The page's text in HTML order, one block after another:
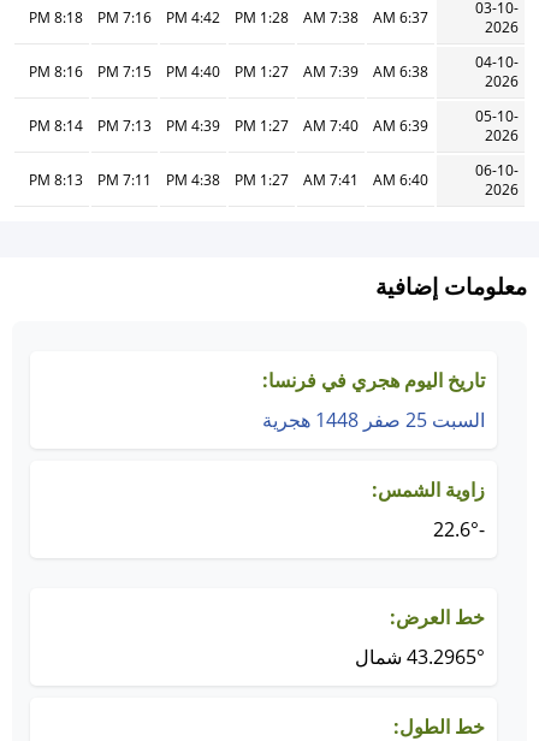
03-10-
2026
6:37 AM
7:38 AM
1:28 PM
4:42 PM
7:16 PM
8:18 PM
04-10-
2026
6:38 AM
7:39 AM
1:27 PM
4:40 PM
7:15 PM
8:16 PM
05-10-
2026
6:39 AM
7:40 AM
1:27 PM
4:39 PM
7:13 PM
8:14 PM
06-10-
2026
6:40 AM
7:41 AM
1:27 PM
4:38 PM
7:11 PM
8:13 PM
معلومات إضافية
تاريخ اليوم هجري في فرنسا:
السبت 25 صفر 1448 هجرية
زاوية الشمس:
-22.6°
خط العرض:
43.2965° شمال
خط الطول: